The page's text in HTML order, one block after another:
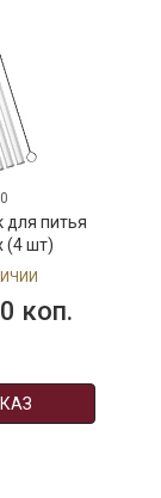
для питья
(4 шт)
коп.